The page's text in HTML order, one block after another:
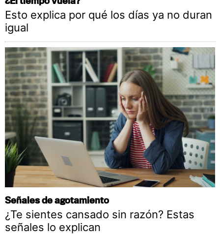
Esto explica por qué los días ya no duran
igual
Señales de agotamiento
¿Te sientes cansado sin razón? Estas
señales lo explican